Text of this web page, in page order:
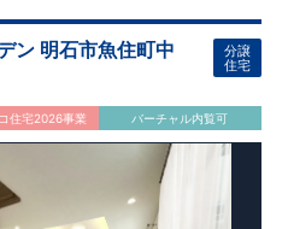
ン 明石市魚住町中
分譲
住宅
住宅2026事業 バーチャル内覧可